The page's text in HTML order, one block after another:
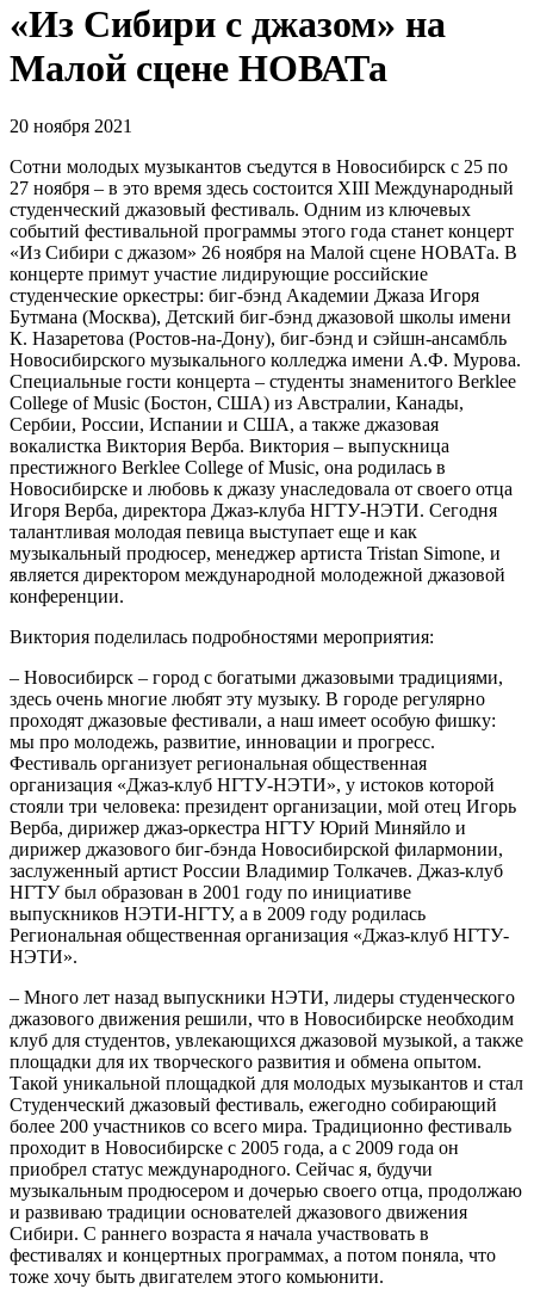
«Из Сибири с джазом» на
Малой сцене НОВАТа
20 ноября 2021
Сотни молодых музыкантов съедутся в Новосибирск с 25 по
27 ноября – в это время здесь состоится XIII Международный
студенческий джазовый фестиваль. Одним из ключевых
событий фестивальной программы этого года станет концерт
«Из Сибири с джазом» 26 ноября на Малой сцене НОВАТа. В
концерте примут участие лидирующие российские
студенческие оркестры: биг-бэнд Академии Джаза Игоря
Бутмана (Москва), Детский биг-бэнд джазовой школы имени
К. Назаретова (Ростов-на-Дону), биг-бэнд и сэйшн-ансамбль
Новосибирского музыкального колледжа имени А.Ф. Мурова.
Специальные гости концерта – студенты знаменитого Berklee
College of Music (Бостон, США) из Австралии, Канады,
Сербии, России, Испании и США, а также джазовая
вокалистка Виктория Верба. Виктория – выпускница
престижного Berklee College of Music, она родилась в
Новосибирске и любовь к джазу унаследовала от своего отца
Игоря Верба, директора Джаз-клуба НГТУ-НЭТИ. Сегодня
талантливая молодая певица выступает еще и как
музыкальный продюсер, менеджер артиста Tristan Simone, и
является директором международной молодежной джазовой
конференции.
Виктория поделилась подробностями мероприятия:
– Новосибирск – город с богатыми джазовыми традициями,
здесь очень многие любят эту музыку. В городе регулярно
проходят джазовые фестивали, а наш имеет особую фишку:
мы про молодежь, развитие, инновации и прогресс.
Фестиваль организует региональная общественная
организация «Джаз-клуб НГТУ-НЭТИ», у истоков которой
стояли три человека: президент организации, мой отец Игорь
Верба, дирижер джаз-оркестра НГТУ Юрий Миняйло и
дирижер джазового биг-бэнда Новосибирской филармонии,
заслуженный артист России Владимир Толкачев. Джаз-клуб
НГТУ был образован в 2001 году по инициативе
выпускников НЭТИ-НГТУ, а в 2009 году родилась
Региональная общественная организация «Джаз-клуб НГТУ-
НЭТИ».
– Много лет назад выпускники НЭТИ, лидеры студенческого
джазового движения решили, что в Новосибирске необходим
клуб для студентов, увлекающихся джазовой музыкой, а также
площадки для их творческого развития и обмена опытом.
Такой уникальной площадкой для молодых музыкантов и стал
Студенческий джазовый фестиваль, ежегодно собирающий
более 200 участников со всего мира. Традиционно фестиваль
проходит в Новосибирске с 2005 года, а с 2009 года он
приобрел статус международного. Сейчас я, будучи
музыкальным продюсером и дочерью своего отца, продолжаю
и развиваю традиции основателей джазового движения
Сибири. С раннего возраста я начала участвовать в
фестивалях и концертных программах, а потом поняла, что
тоже хочу быть двигателем этого комьюнити.